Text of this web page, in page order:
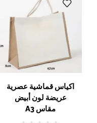
اكياس قماشية عصرية
عريضة لون أبيض
مقاس A3